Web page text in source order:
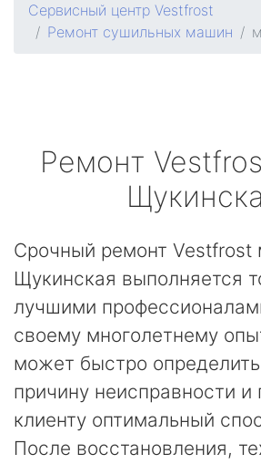
Сервисный центр Vestfrost
Ремонт сушильных машин
Ремонт
Срочный ремонт Vestfrost
Щукинская выполняется
лучшими
своему многолетнему
может быстро
причину неисправности и
клиенту оптимальный
После восстановления,